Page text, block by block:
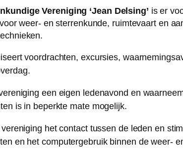
Vereniging ‘Jean Delsing’ is er
weer- en sterrenkunde, ruimtevaart en
voordrachten, excursies,
een eigen ledenavond en
is in beperkte mate mogelijk.
het contact tussen de leden en
en het computergebruik binnen de weer-